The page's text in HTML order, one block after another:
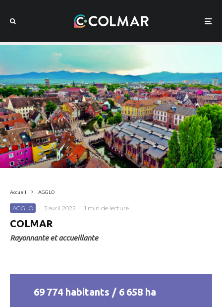
Accueil AGGLO
AGGLO · 3 avril 2022 · 1 min de lecture
COLMAR
Rayonnante et accueillante
69 774 habitants / 6 658 ha